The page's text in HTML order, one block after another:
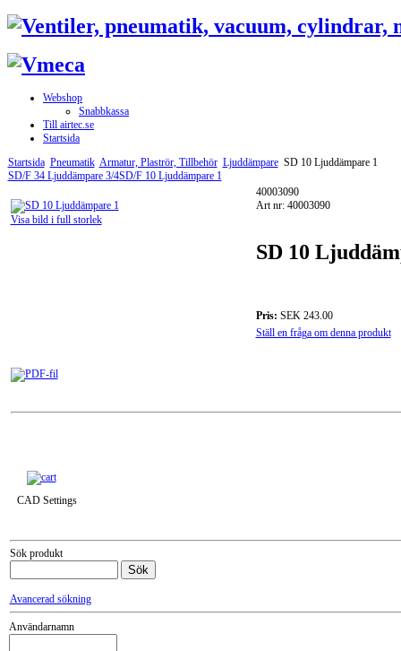
Webshop
Snabbkassa
Till airtec.se
Startsida
Startsida Pneumatik Armatur, Plaströr, Tillbehör Ljuddämpare SD 10 Ljuddämpare 1
SD/F 34 Ljuddämpare 3/4SD/F 10 Ljuddämpare 1
Visa bild i full storlek
40003090
Art nr: 40003090
SD 10
Pris: SEK 243.00
Ställ en fråga om denna produkt
CAD Settings
Sök produkt
Avancerad sökning
Användarnamn